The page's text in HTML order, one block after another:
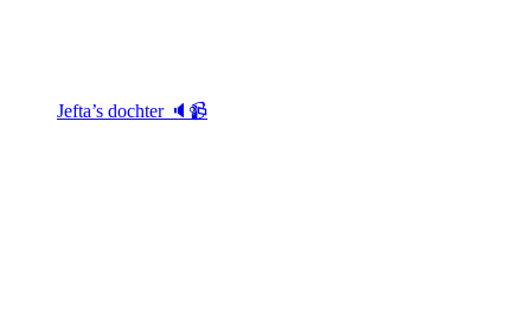
Jefta’s dochter 🔈📹